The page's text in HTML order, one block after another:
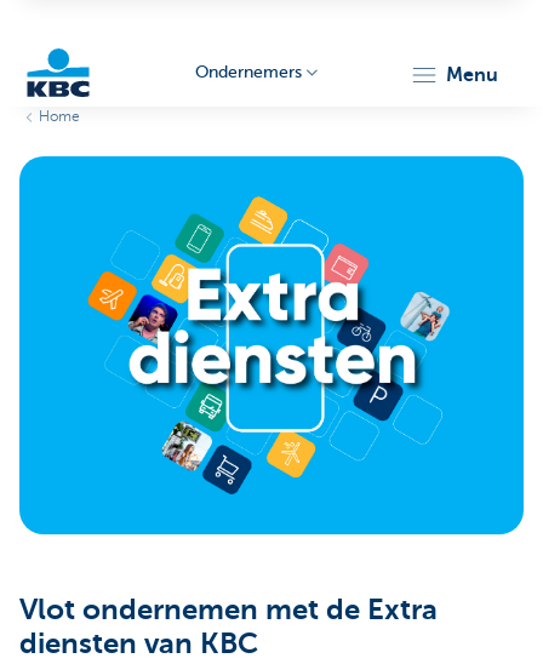
Ondernemers menu
Home
Vlot ondernemen met de Extra
diensten van KBC